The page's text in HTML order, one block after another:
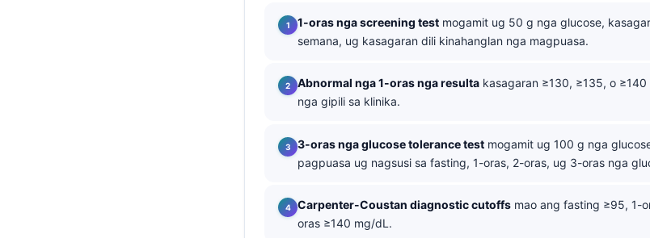
1-oras nga screening test mogamit ug 50 g nga glucose,
semana, ug kasagaran dili kinahanglan nga magpuasa.
Abnormal nga 1-oras nga resulta kasagaran ≥130, ≥135, o
nga gipili sa klinika.
3-oras nga glucose tolerance test mogamit ug 100 g nga
pagpuasa ug nagsusi sa fasting, 1-oras, 2-oras, ug 3-oras nga
Carpenter-Coustan diagnostic cutoffs mao ang fasting ≥95, 1-
oras ≥140 mg/dL.